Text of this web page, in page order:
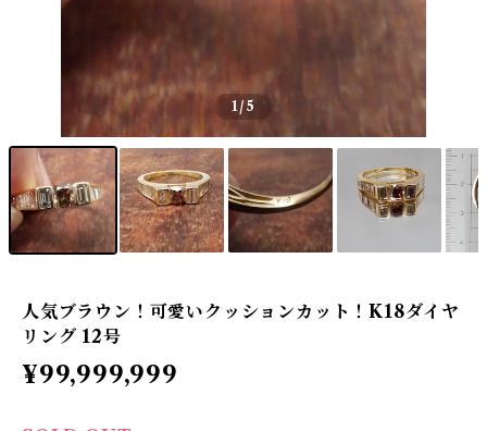
1/5
人気ブラウン！可愛いクッションカット！K18ダイヤ
リング 12号
¥99,999,999